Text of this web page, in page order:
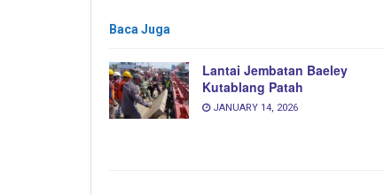
Baca Juga
Lantai Jembatan Baeley
Kutablang Patah
JANUARY 14, 2026